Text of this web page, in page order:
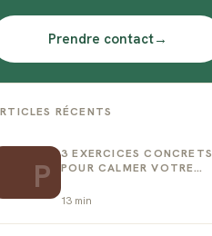
Prendre contact→
RÉCENTS
P
3 EXERCICES CONCRETS
POUR CALMER VOTRE
13 min